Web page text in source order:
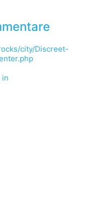
city/Discreet-
in